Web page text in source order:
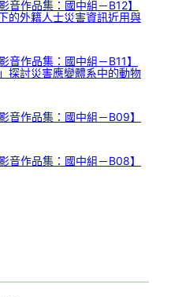
音作品集：國中組－B12】
的外籍人士災害資訊近用與
音作品集：國中組－B11】
探討災害應變體系中的動物
音作品集：國中組－B09】
音作品集：國中組－B08】